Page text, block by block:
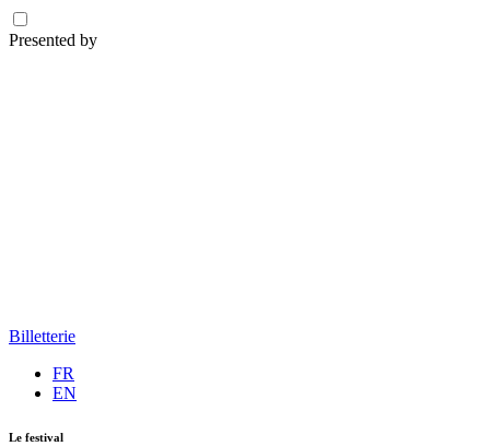
Presented by
Billetterie
FR
EN
Le festival